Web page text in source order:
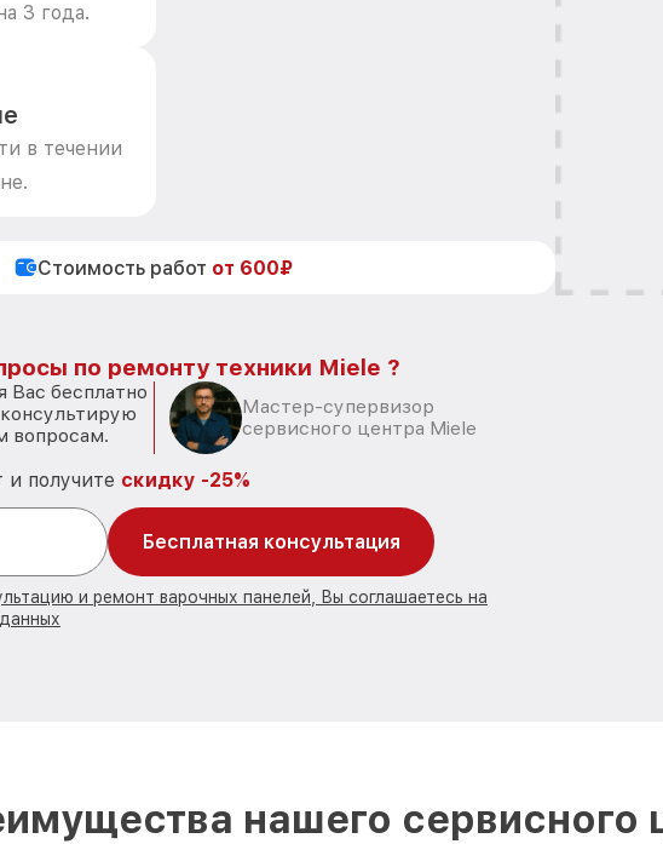
3 года.
в течении
Стоимость работ от 600₽
по ремонту техники Miele ?
Вас бесплатно
вопросам.
Мастер-супервизор
сервисного центра Miele
получите скидку -25%
Бесплатная консультация
и ремонт варочных панелей, Вы соглашаетесь на
нашего сервисного